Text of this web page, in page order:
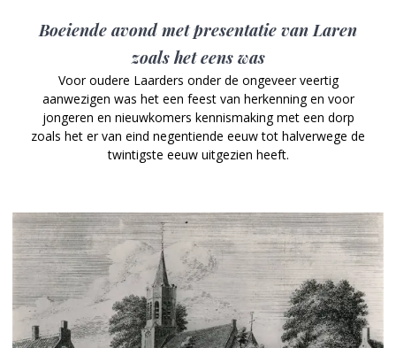
Boeiende avond met presentatie van Laren
zoals het eens was
Voor oudere Laarders onder de ongeveer veertig
aanwezigen was het een feest van herkenning en voor
jongeren en nieuwkomers kennismaking met een dorp
zoals het er van eind negentiende eeuw tot halverwege de
twintigste eeuw uitgezien heeft.